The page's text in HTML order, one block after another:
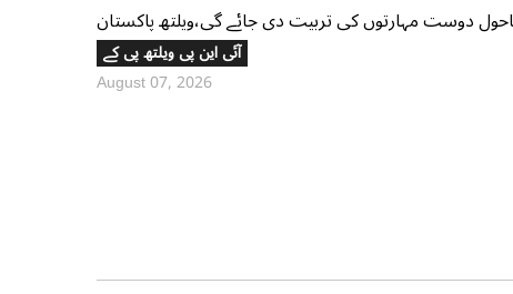
آئی این پی ویلتھ پی کے
August 07, 2026